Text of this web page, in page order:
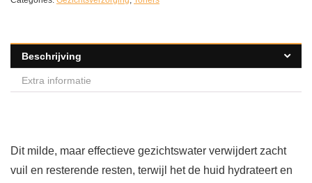
Beschrijving
Extra informatie
Dit milde, maar effectieve gezichtswater verwijdert zacht
vuil en resterende resten, terwijl het de huid hydrateert en